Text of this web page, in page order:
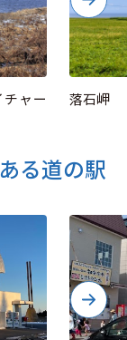
ャー
落石岬
る道の駅